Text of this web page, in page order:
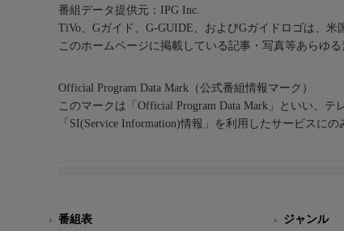
番組データ提供元：IPG Inc.
TiVo、Gガイド、G-GUIDE、およびGガイドロゴは、
このホームページに掲載している記事・写真等あらゆ
Official Program Data Mark（公式番組情報マーク）
このマークは「Official Program Data Mark」といい、テ
「SI(Service Information)情報」を利用したサービスに
番組表
ジャンル